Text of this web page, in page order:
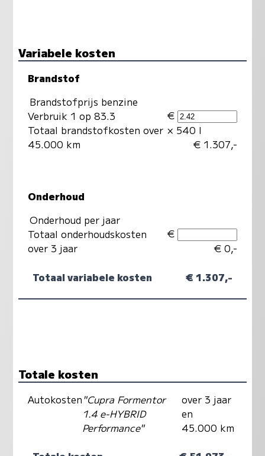
Variabele kosten
Brandstof
Brandstofprijs benzine
Verbruik 1 op 83.3
Totaal brandstofkosten over
45.000 km
€
× 540 l
€ 1.307,-
Onderhoud
Onderhoud per jaar
Totaal onderhoudskosten
over 3 jaar
€
€ 0,-
Totaal variabele kosten € 1.307,-
Totale kosten
Autokosten"Cupra Formentor
1.4 e-HYBRID
Performance"
over 3 jaar
en
45.000 km